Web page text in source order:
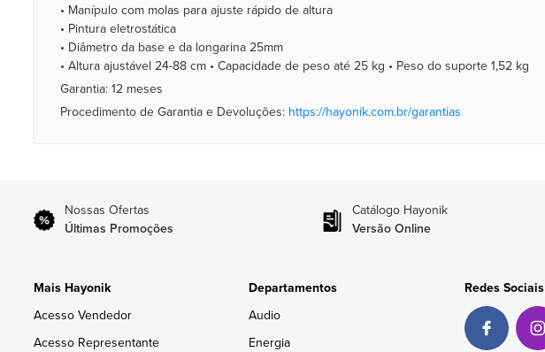
• Manípulo com molas para ajuste rápido de altura
• Pintura eletrostática
• Diâmetro da base e da longarina 25mm
• Altura ajustável 24-88 cm • Capacidade de peso até 25 kg • Peso do suporte 1,52 kg
Garantia: 12 meses
Procedimento de Garantia e Devoluções: https://hayonik.com.br/garantias
Nossas Ofertas
Últimas Promoções
Catálogo Hayonik
Versão Online
Mais Hayonik
Acesso Vendedor
Acesso Representante
Departamentos
Audio
Energia
Redes Sociais